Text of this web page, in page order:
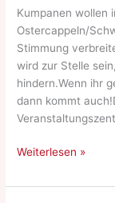
Kumpanen wollen
Ostercappeln/
Stimmung
wird zur Stelle
hindern.Wenn ihr
dann kommt
Gegendemo
/
Weiterlesen »